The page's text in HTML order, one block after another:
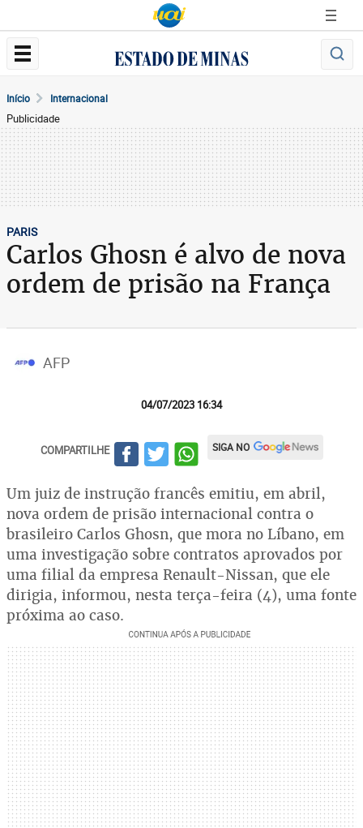
Início Internacional
Publicidade
PARIS
Carlos Ghosn é alvo de nova
ordem de prisão na França
AFP
04/07/2023 16:34
COMPARTILHE SIGA NO
Um juiz de instrução francês emitiu, em abril,
nova ordem de prisão internacional contra o
brasileiro Carlos Ghosn, que mora no Líbano, em
uma investigação sobre contratos aprovados por
uma filial da empresa Renault-Nissan, que ele
dirigia, informou, nesta terça-feira (4), uma fonte
próxima ao caso.